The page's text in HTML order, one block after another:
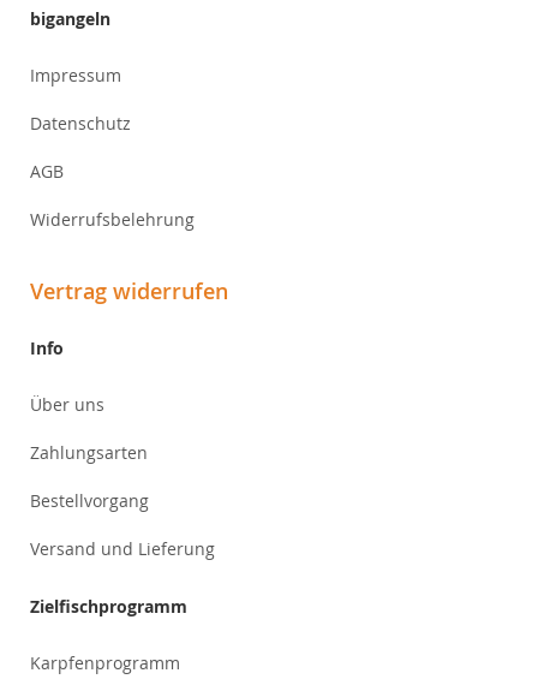
bigangeln
Impressum
Datenschutz
AGB
Widerrufsbelehrung
Vertrag widerrufen
Info
Über uns
Zahlungsarten
Bestellvorgang
Versand und Lieferung
Zielfischprogramm
Karpfenprogramm